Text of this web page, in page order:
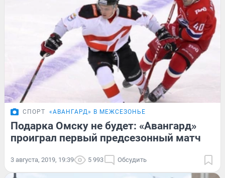
СПОРТ «АВАНГАРД» В МЕЖСЕЗОНЬЕ
Подарка Омску не будет: «Авангард»
проиграл первый предсезонный матч
3 августа, 2019, 19:39 5 993 Обсудить